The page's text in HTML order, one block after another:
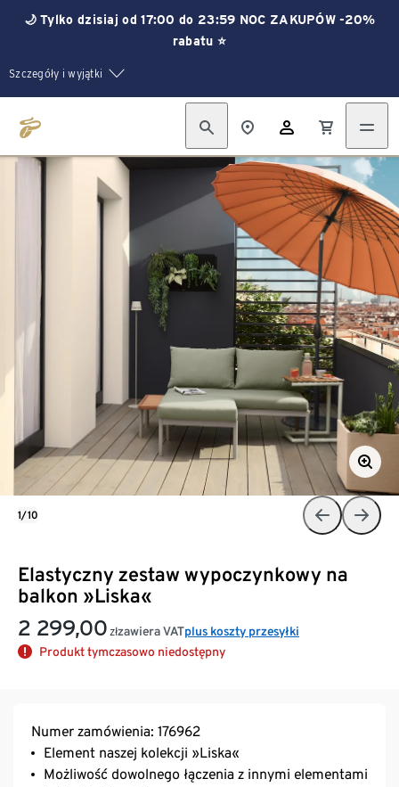
🌙 Tylko dzisiaj od 17:00 do 23:59 NOC ZAKUPÓW -20%
rabatu ⭐
Szczegóły i wyjątki
Elastyczny zestaw wypoczynkowy na
balkon »Liska«
2 299,00 złzawiera VATplus koszty przesyłki
Produkt tymczasowo niedostępny
1/10
Numer zamówienia: 176962
Element naszej kolekcji »Liska«
Możliwość dowolnego łączenia z innymi elementami